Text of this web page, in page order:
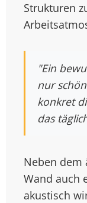
Strukturen
"Ein
nur
konkret
das
Neben dem
Wand auch
akustisch